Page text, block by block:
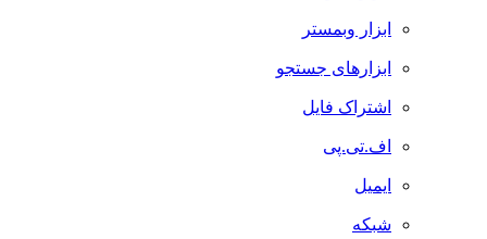
ابزار وبمستر
ابزارهای جستجو
اشتراک فایل
اف.تی.پی
ایمیل
شبکه